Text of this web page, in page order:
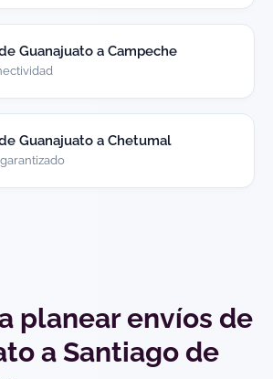
Guanajuato a Campeche
Guanajuato a Chetumal
planear envíos de
a Santiago de